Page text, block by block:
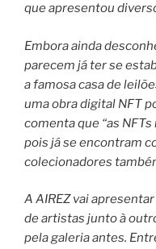
que apresentou
Embora ainda
parecem já ter se
a famosa casa de
uma obra digital NFT
comenta que “as
pois já se encontram
colecionadores
A AIREZ vai
de artistas junto à
pela galeria antes.